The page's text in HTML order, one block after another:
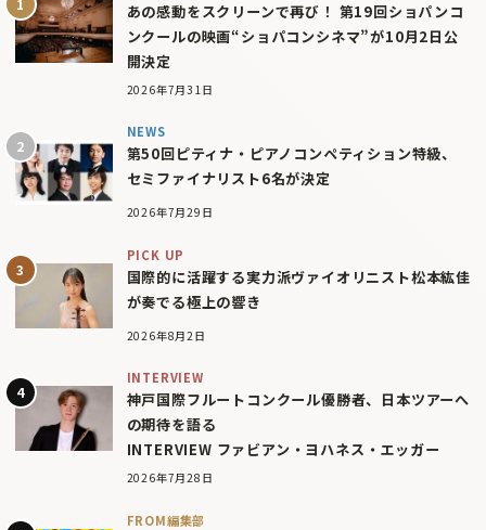
あの感動をスクリーンで再び！ 第19回ショパンコ
ンクールの映画“ショパコンシネマ”が10月2日公
開決定
2026年7月31日
NEWS
第50回ピティナ・ピアノコンペティション特級、
セミファイナリスト6名が決定
2026年7月29日
PICK UP
国際的に活躍する実力派ヴァイオリニスト松本紘佳
が奏でる極上の響き
2026年8月2日
INTERVIEW
神戸国際フルートコンクール優勝者、日本ツアーへ
の期待を語る
INTERVIEW ファビアン・ヨハネス・エッガー
2026年7月28日
FROM編集部